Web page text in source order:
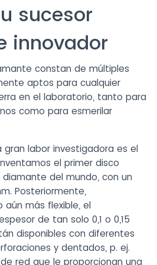
sucesor
innovador
constan de múltiples
aptos para cualquier
en el laboratorio, tanto para
como para esmerilar
labor investigadora es el
el primer disco
del mundo, con un
Posteriormente,
aún más flexible, el
de tan solo 0,1 o 0,15
disponibles con diferentes
y dentados, p. ej.
red que le proporcionan una